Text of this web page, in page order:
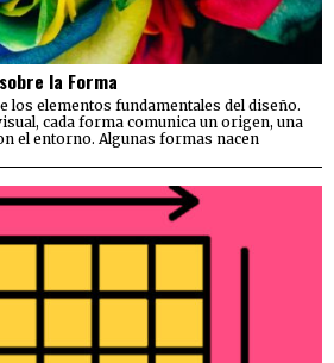
la Forma
los elementos fundamentales del diseño.
cada forma comunica un origen, una
el entorno. Algunas formas nacen